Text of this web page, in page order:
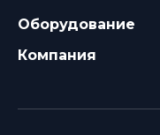
Оборудование
Компания